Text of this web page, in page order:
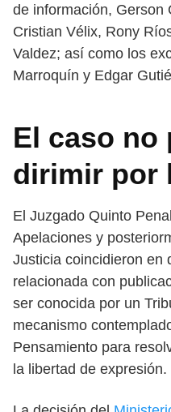
de información, Gerson
Cristian Vélix, Rony
Valdez; así como los
Marroquín y Edgar
El caso no
dirimir por
El Juzgado Quinto
Apelaciones y
Justicia coincidieron en
relacionada con
ser conocida por un
mecanismo
Pensamiento para
la libertad de expresión.